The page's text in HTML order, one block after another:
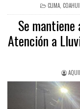
POSTED
IN
CLIMA,
Se
Atención a